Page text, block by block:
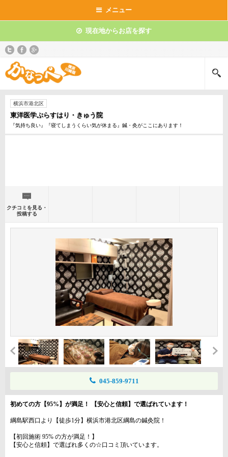
メニュー
現在地からお店を探す
横浜市港北区
東洋医学ぷらすはり・きゅう院
『気持ち良い』『寝てしまうくらい気が休まる』鍼・灸がここにあります！
クチコミを見る・
投稿する
045-859-9711
初めての方【95%】が満足！ 【安心と信頼】で選ばれています！
綱島駅西口より【徒歩1分】横浜市港北区綱島の鍼灸院！
【初回施術 95% の方が満足！】
【安心と信頼】で選ばれ多くの☆口コミ頂いています。